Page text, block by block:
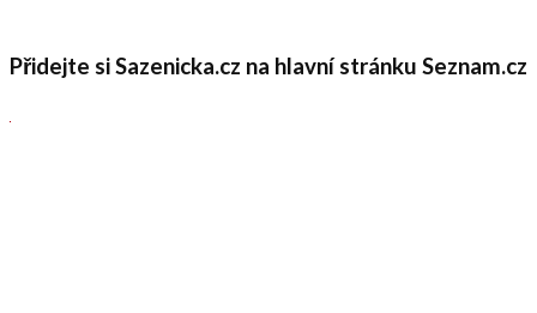
Přidejte si Sazenicka.cz na hlavní stránku Seznam.cz